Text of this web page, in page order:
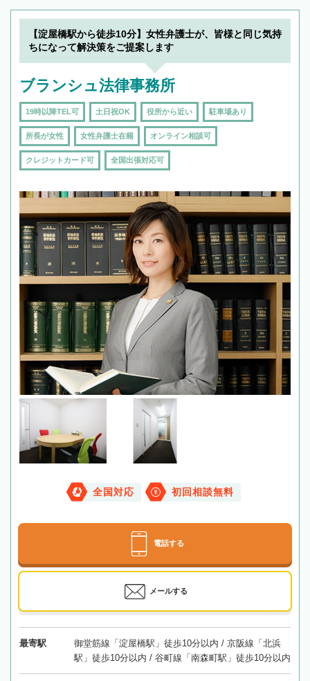
【淀屋橋駅から徒歩10分】女性弁護士が、皆様と同じ気持
ちになって解決策をご提案します
ブランシュ法律事務所
19時以降TEL可 土日祝OK 役所から近い 駐車場あり
所長が女性 女性弁護士在籍 オンライン相談可
クレジットカード可 全国出張対応可
全国対応 初回相談無料
電話する
メールする
最寄駅
御堂筋線「淀屋橋駅」徒歩10分以内 / 京阪線「北浜
駅」徒歩10分以内 / 谷町線「南森町駅」徒歩10分以内